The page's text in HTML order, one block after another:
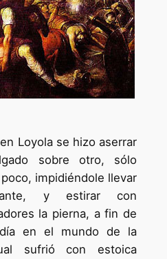
Loyola se hizo aserrar
sobre otro, sólo
impidiéndole llevar
y estirar con
la pierna, a fin de
en el mundo de la
sufrió con estoica